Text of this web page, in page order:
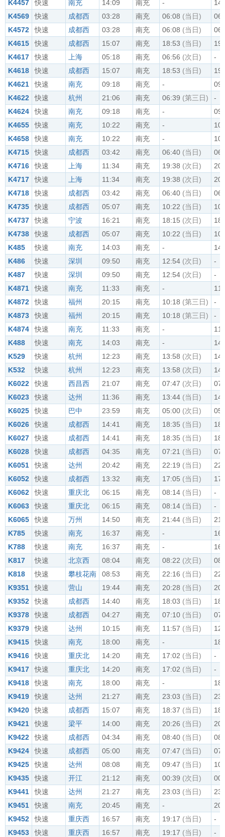
K4457 快速 南充 14:09 南充 -
K4569
快速 成都西 03:28 南充 06:08 (当日)
K4572
快速 成都西 03:28 南充 06:08 (当日)
K4615
快速 成都西 15:07 南充 18:53 (当日)
K4617
快速 上海 05:18 南充 06:56 (次日)
-
K4618
快速 成都西 15:07 南充 18:53 (当日)
K4621
快速 南充 09:18 南充 -
K4622
快速 杭州 21:06 南充 06:39 (第三日)
-
K4624
快速 南充 09:18 南充 -
K4655
快速 南充 10:22 南充 -
K4658
快速 南充 10:22 南充 -
K4715
快速 成都西 03:42 南充 06:40 (当日)
K4716
快速 上海 11:34 南充 19:38 (次日)
K4717
快速 上海 11:34 南充 19:38 (次日)
K4718
快速 成都西 03:42 南充 06:40 (当日)
K4735
快速 成都西 05:07 南充 10:22 (当日)
K4737
快速 宁波 16:21 南充 18:15 (次日)
K4738
快速 成都西 05:07 南充 10:22 (当日)
K485
快速 南充 14:03 南充 -
K486
快速 深圳 09:50 南充 12:54 (次日)
-
K487
快速 深圳 09:50 南充 12:54 (次日)
-
K4871
快速 南充 11:33 南充 -
K4872
快速 福州 20:15 南充 10:18 (第三日)
-
K4873
快速 福州 20:15 南充 10:18 (第三日)
-
K4874
快速 南充 11:33 南充 -
K488
快速 南充 14:03 南充 -
K529
快速 杭州 12:23 南充 13:58 (次日)
K532
快速 杭州 12:23 南充 13:58 (次日)
K6022
快速 西昌西 21:07 南充 07:47 (次日)
K6023
快速 达州 11:36 南充 13:44 (当日)
K6025
快速 巴中 23:59 南充 05:00 (次日)
K6026
快速 成都西 14:41 南充 18:35 (当日)
K6027
快速 成都西 14:41 南充 18:35 (当日)
K6028
快速 成都西 04:35 南充 07:21 (当日)
K6051
快速 达州 20:42 南充 22:19 (当日)
K6052
快速 成都西 13:32 南充 17:05 (当日)
K6062
快速 重庆北 06:15 南充 08:14 (当日)
-
K6063
快速 重庆北 06:15 南充 08:14 (当日)
-
K6065
快速 万州 14:50 南充 21:44 (当日)
K785
快速 南充 16:37 南充 -
K788
快速 南充 16:37 南充 -
K817
快速 北京西 08:04 南充 08:22 (次日)
K818
快速 攀枝花南 08:53 南充 22:16 (当日)
K9351
快速 营山 19:44 南充 20:28 (当日)
K9352
快速 成都西 14:40 南充 18:03 (当日)
K9378
快速 成都西 04:27 南充 07:10 (当日)
K9379
快速 达州 10:15 南充 11:57 (当日)
K9415
快速 南充 18:00 南充 -
K9416
快速 重庆北 14:20 南充 17:02 (当日)
-
K9417
快速 重庆北 14:20 南充 17:02 (当日)
-
K9418
快速 南充 18:00 南充 -
K9419
快速 达州 21:27 南充 23:03 (当日)
K9420
快速 成都西 15:07 南充 18:37 (当日)
K9421
快速 梁平 14:00 南充 20:26 (当日)
K9422
快速 成都西 04:34 南充 08:40 (当日)
K9424
快速 成都西 05:00 南充 07:47 (当日)
K9425
快速 达州 08:08 南充 09:47 (当日)
K9435
快速 开江 21:12 南充 00:39 (次日)
K9441
快速 达州 21:27 南充 23:03 (当日)
K9451
快速 南充 20:45 南充 -
K9452
快速 重庆西 16:57 南充 19:17 (当日)
-
K9453
快速 重庆西 16:57 南充 19:17 (当日)
-